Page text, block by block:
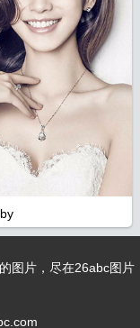
图片，尽在26abc图片